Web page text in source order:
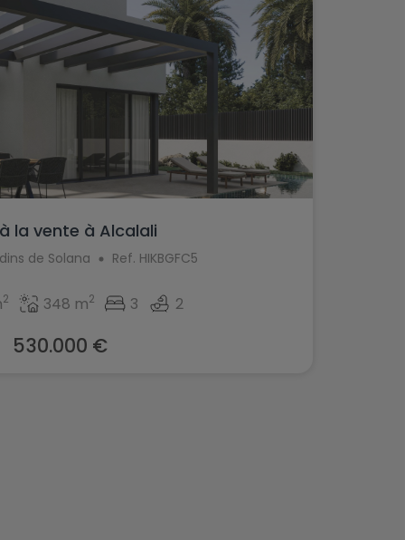
la vente à Alcalali
de Solana Ref. HIKBGFC5
2 348 m2 3 2
530.000 €